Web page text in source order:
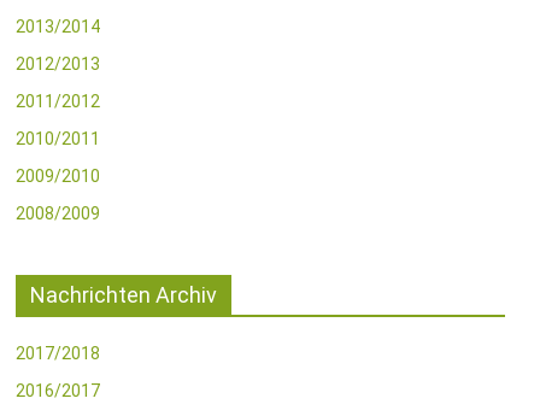
2013/2014
2012/2013
2011/2012
2010/2011
2009/2010
2008/2009
Nachrichten Archiv
2017/2018
2016/2017